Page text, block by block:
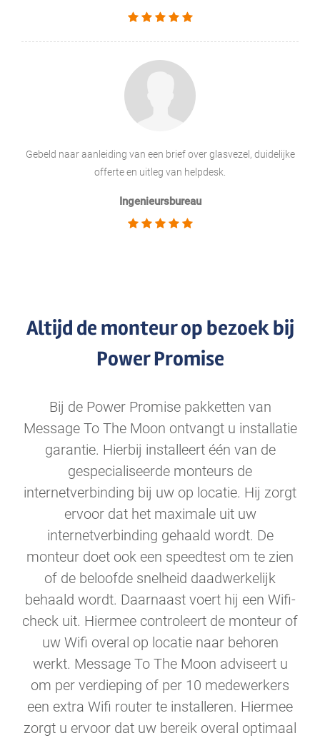
Gebeld naar aanleiding van een brief over glasvezel, duidelijke
offerte en uitleg van helpdesk.
Ingenieursbureau
Altijd de monteur op bezoek bij
Power Promise
Bij de Power Promise pakketten van
Message To The Moon ontvangt u installatie
garantie. Hierbij installeert één van de
gespecialiseerde monteurs de
internetverbinding bij uw op locatie. Hij zorgt
ervoor dat het maximale uit uw
internetverbinding gehaald wordt. De
monteur doet ook een speedtest om te zien
of de beloofde snelheid daadwerkelijk
behaald wordt. Daarnaast voert hij een Wifi-
check uit. Hiermee controleert de monteur of
uw Wifi overal op locatie naar behoren
werkt. Message To The Moon adviseert u
om per verdieping of per 10 medewerkers
een extra Wifi router te installeren. Hiermee
zorgt u ervoor dat uw bereik overal optimaal